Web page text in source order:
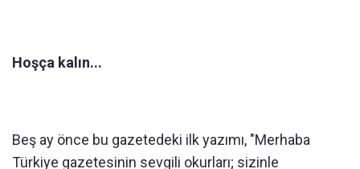
Hoşça kalın...
Beş ay önce bu gazetedeki ilk yazımı, "Merhaba
Türkiye gazetesinin sevgili okurları; sizinle